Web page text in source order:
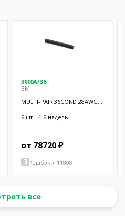
3600A/36
3M
MULTI-PAIR 36COND 28AWG
6 шт - 4-6 недель
от 78720 ₽
Кэшбэк + 11808
все